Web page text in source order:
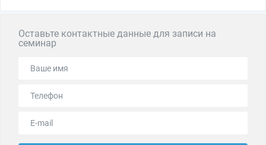
Оставьте контактные данные для записи на
семинар